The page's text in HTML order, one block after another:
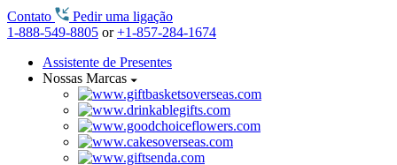
Contato
Pedir uma ligação
1-888-549-8805 or+1-857-284-1674
Assistente de Presentes
Nossas Marcas